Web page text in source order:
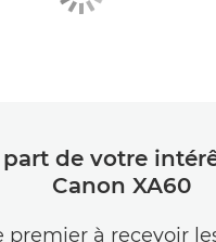
part de votre
Canon XA60
premier à recevoir